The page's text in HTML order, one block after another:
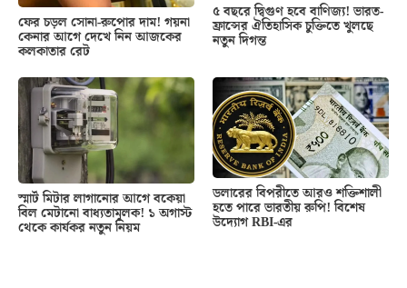
ফের চড়ল সোনা-রুপোর দাম! গয়না
কেনার আগে দেখে নিন আজকের
কলকাতার রেট
৫ বছরে দ্বিগুণ হবে বাণিজ্য! ভারত-
ফ্রান্সের ঐতিহাসিক চুক্তিতে খুলছে
নতুন দিগন্ত
স্মার্ট মিটার লাগানোর আগে বকেয়া
বিল মেটানো বাধ্যতামূলক! ১ অগাস্ট
থেকে কার্যকর নতুন নিয়ম
ডলারের বিপরীতে আরও শক্তিশালী
হতে পারে ভারতীয় রুপি! বিশেষ
উদ্যোগ RBI-এর